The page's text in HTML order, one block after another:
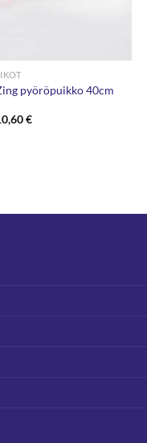
pyöröpuikko 40cm
€Hintaluokka: